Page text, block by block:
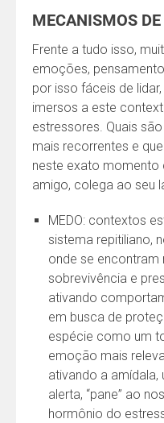
MECANISMOS
Frente a tudo isso,
emoções,
por isso fáceis de
imersos a este
estressores. Quais
mais recorrentes e
neste exato momento
amigo, colega ao seu
MEDO: contextos
sistema repitiliano,
onde se
sobrevivência e
ativando
em busca de
espécie como um
emoção mais
ativando a amídala,
alerta, “pane” ao
hormônio do